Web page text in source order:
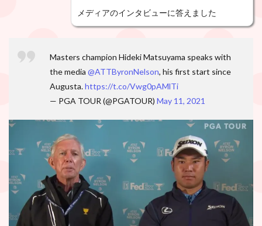
メディアのインタビューに答えました
Masters champion Hideki Matsuyama speaks with
the media @ATTByronNelson, his first start since
Augusta.https://t.co/Vwg0pAMlTi
— PGA TOUR (@PGATOUR) May 11, 2021